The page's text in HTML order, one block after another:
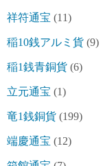
祥符通宝 (11)
稲10銭アルミ貨 (9)
稲1銭青銅貨 (6)
立元通宝 (1)
竜1銭銅貨 (199)
端慶通宝 (12)